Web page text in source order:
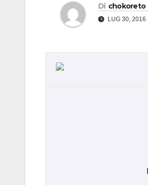
Di chokoreto
LUG 30, 2016